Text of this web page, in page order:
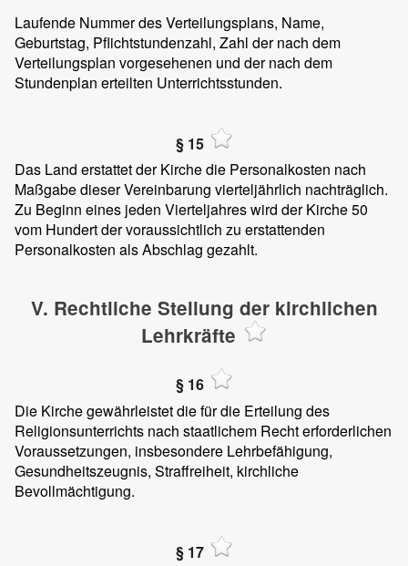
Laufende Nummer des Verteilungsplans, Name,
Geburtstag, Pflichtstundenzahl, Zahl der nach dem
Verteilungsplan vorgesehenen und der nach dem
Stundenplan erteilten Unterrichtsstunden.
§ 15
Das Land erstattet der Kirche die Personalkosten nach
Maßgabe dieser Vereinbarung vierteljährlich nachträglich.
Zu Beginn eines jeden Vierteljahres wird der Kirche 50
vom Hundert der voraussichtlich zu erstattenden
Personalkosten als Abschlag gezahlt.
V. Rechtliche Stellung der kirchlichen
Lehrkräfte
§ 16
Die Kirche gewährleistet die für die Erteilung des
Religionsunterrichts nach staatlichem Recht erforderlichen
Voraussetzungen, insbesondere Lehrbefähigung,
Gesundheitszeugnis, Straffreiheit, kirchliche
Bevollmächtigung.
§ 17